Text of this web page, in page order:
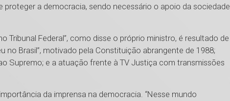
proteger a democracia, sendo necessário o apoio da sociedade
Tribunal Federal”, como disse o próprio ministro, é resultado de
no Brasil”, motivado pela Constituição abrangente de 1988;
Supremo; e a atuação frente à TV Justiça com transmissões
da imprensa na democracia. “Nesse mundo